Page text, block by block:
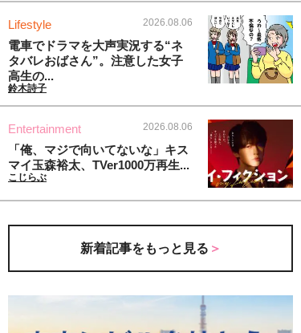
Lifestyle 2026.08.06
電車でドラマを大声実況する“ネ
タバレおばさん”。注意した女子
高生の...
鈴木詩子
Entertainment 2026.08.06
「俺、マジで向いてないな」キス
マイ玉森裕太、TVer1000万再生...
こじらぶ
新着記事をもっと見る